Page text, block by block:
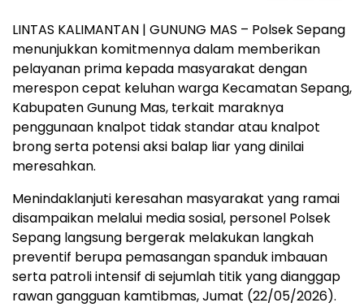
LINTAS KALIMANTAN | GUNUNG MAS – Polsek Sepang
menunjukkan komitmennya dalam memberikan
pelayanan prima kepada masyarakat dengan
merespon cepat keluhan warga Kecamatan Sepang,
Kabupaten Gunung Mas, terkait maraknya
penggunaan knalpot tidak standar atau knalpot
brong serta potensi aksi balap liar yang dinilai
meresahkan.
Menindaklanjuti keresahan masyarakat yang ramai
disampaikan melalui media sosial, personel Polsek
Sepang langsung bergerak melakukan langkah
preventif berupa pemasangan spanduk imbauan
serta patroli intensif di sejumlah titik yang dianggap
rawan gangguan kamtibmas, Jumat (22/05/2026).